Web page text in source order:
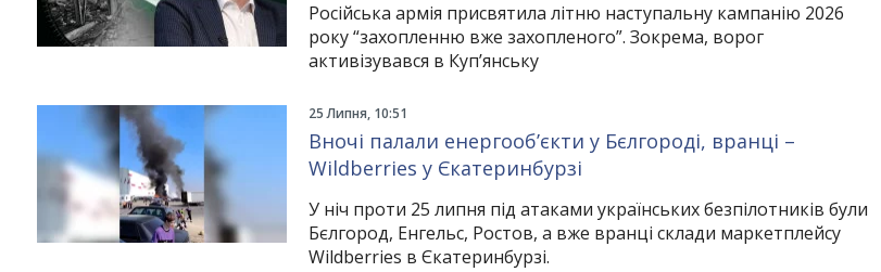
Російська армія присвятила літню наступальну кампанію 2026
року “захопленню вже захопленого”. Зокрема, ворог
активізувався в Куп’янську
25 Липня, 10:51
Вночі палали енергооб’єкти у Бєлгороді, вранці –
Wildberries у Єкатеринбурзі
У ніч проти 25 липня під атаками українських безпілотників були
Бєлгород, Енгельс, Ростов, а вже вранці склади маркетплейсу
Wildberries в Єкатеринбурзі.